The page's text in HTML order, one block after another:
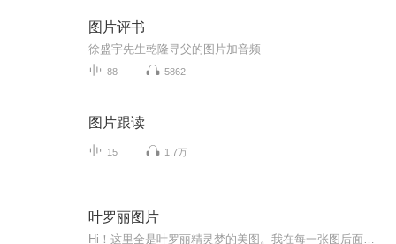
图片评书
徐盛宇先生乾隆寻父的图片加音频
88 5862
图片跟读
15 1.7万
叶罗丽图片